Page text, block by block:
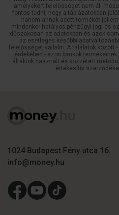
amelyekért felelősséget nem áll
fontos tudni, hogy a táblázatokban
hanem annak adott termékét
mindenkor hatályos pénzügyi jogi és
Időszakosan az adatokban és azok
az esetleges későbbi
felelősséget vállalni. A találatok között
érdekében - azon bankok
általunk használt és közzétett
értékesítői
1024 Budapest Fény utca 16.
info@money.hu